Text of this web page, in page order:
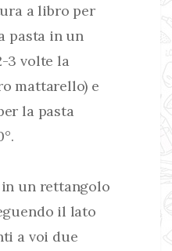
a libro per
pasta in un
3 volte la
mattarello) e
la pasta
un rettangolo
il lato
a voi due